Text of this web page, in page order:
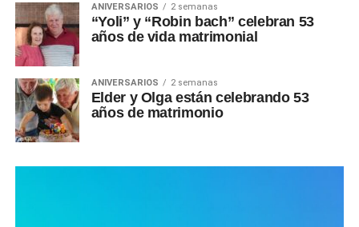
ANIVERSARIOS 2 semanas
“Yoli” y “Robin bach” celebran 53
años de vida matrimonial
ANIVERSARIOS 2 semanas
Elder y Olga están celebrando 53
años de matrimonio